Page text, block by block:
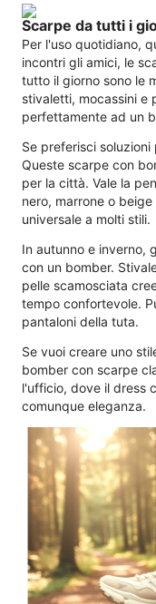
Scarpe da tutti i
Per l'uso quotidiano,
incontri gli amici, le
tutto il giorno sono le
stivaletti, mocassini e
perfettamente ad un
Se preferisci soluzioni
Queste scarpe con
per la città. Vale la
nero, marrone o
universale a molti stili.
In autunno e inverno,
con un bomber.
pelle scamosciata
tempo confortevole.
pantaloni della tuta.
Se vuoi creare uno
bomber con scarpe
l'ufficio, dove il dress
comunque eleganza.